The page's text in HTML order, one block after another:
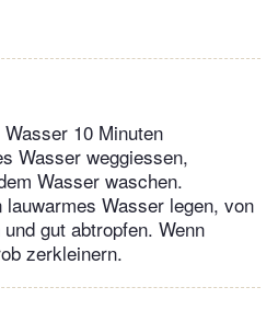
10 Minuten
Wasser weggiessen,
Wasser waschen.
Wasser legen, von
gut abtropfen. Wenn
zerkleinern.